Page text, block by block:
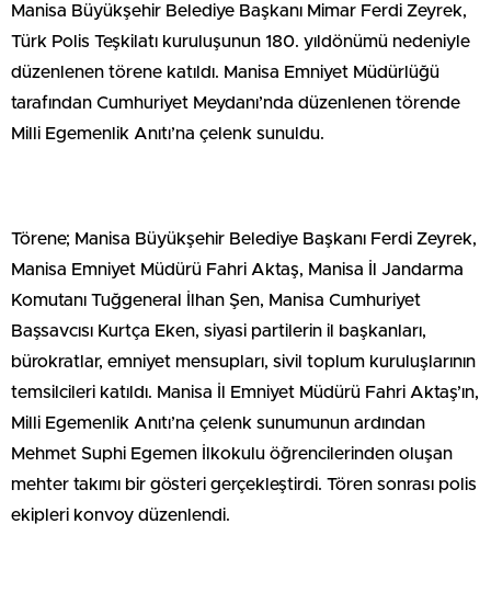
Manisa Büyükşehir Belediye Başkanı Mimar Ferdi Zeyrek,
Türk Polis Teşkilatı kuruluşunun 180. yıldönümü nedeniyle
düzenlenen törene katıldı. Manisa Emniyet Müdürlüğü
tarafından Cumhuriyet Meydanı’nda düzenlenen törende
Milli Egemenlik Anıtı’na çelenk sunuldu.
Törene; Manisa Büyükşehir Belediye Başkanı Ferdi Zeyrek,
Manisa Emniyet Müdürü Fahri Aktaş, Manisa İl Jandarma
Komutanı Tuğgeneral İlhan Şen, Manisa Cumhuriyet
Başsavcısı Kurtça Eken, siyasi partilerin il başkanları,
bürokratlar, emniyet mensupları, sivil toplum kuruluşlarının
temsilcileri katıldı. Manisa İl Emniyet Müdürü Fahri Aktaş’ın,
Milli Egemenlik Anıtı’na çelenk sunumunun ardından
Mehmet Suphi Egemen İlkokulu öğrencilerinden oluşan
mehter takımı bir gösteri gerçekleştirdi. Tören sonrası polis
ekipleri konvoy düzenlendi.